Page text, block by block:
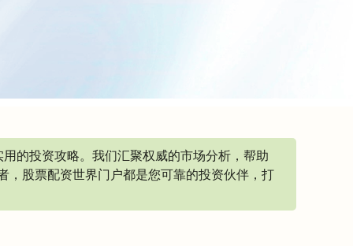
的投资攻略。我们汇聚权威的市场分析，帮助
，股票配资世界门户都是您可靠的投资伙伴，打